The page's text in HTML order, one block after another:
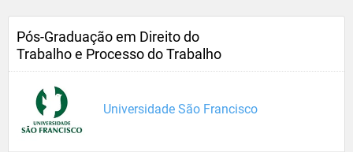
Pós-Graduação em Direito do
Trabalho e Processo do Trabalho
Universidade São Francisco